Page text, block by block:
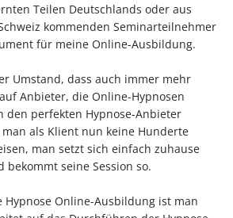
Teilen Deutschlands oder aus
kommenden Seminarteilnehmer
für meine Online-Ausbildung.
Umstand, dass auch immer mehr
Anbieter, die Online-Hypnosen
den perfekten Hypnose-Anbieter
als Klient nun keine Hunderte
man setzt sich einfach zuhause
bekommt seine Session so.
Hypnose Online-Ausbildung ist man